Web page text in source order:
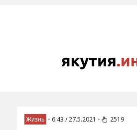
Жизнь • 6:43 / 27.5.2021 • 2519